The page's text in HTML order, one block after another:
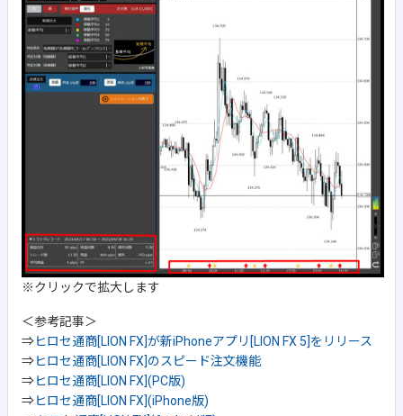
※クリックで拡大します
＜参考記事＞
⇒ヒロセ通商[LION FX]が新iPhoneアプリ[LION FX 5]をリリース
⇒ヒロセ通商[LION FX]のスピード注文機能
⇒ヒロセ通商[LION FX](PC版)
⇒ヒロセ通商[LION FX](iPhone版)